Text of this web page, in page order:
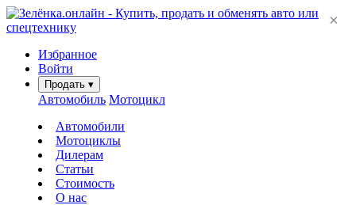
Избранное
Войти
Продать ▾
Автомобиль Мотоцикл
Автомобили
Мотоциклы
Дилерам
Статьи
Стоимость
О нас
×